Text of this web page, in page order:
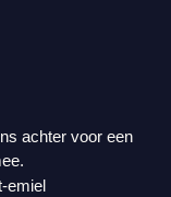
achter voor een